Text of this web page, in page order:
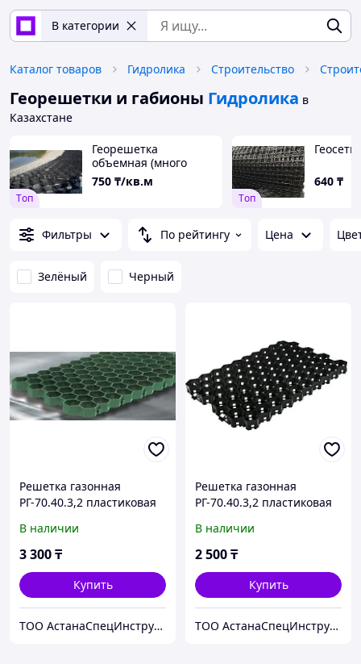
В категории
Каталог товаров Гидролика Строительство
Георешетки и габионы Гидролика в
Казахстане
Tоп
Георешетка
объемная (много
разных размеров)
750 ₸/кв.м
Tоп
640 ₸
Фильтры По рейтингу Цена
Зелёный Черный
Решетка газонная
РГ-70.40.3,2 пластиковая
В наличии
3 300₸
Купить
ТОО АстанаСпецИнструмент
Решетка газонная
РГ-70.40.3,2 пластиковая
В наличии
2 500₸
Купить
ТОО АстанаСпецИнструмент